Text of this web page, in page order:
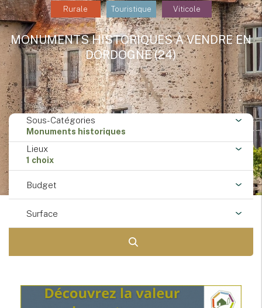
Rurale Touristique Viticole
MONUMENTS HISTORIQUES À VENDRE EN
DORDOGNE (24)
Sous-Catégories
Monuments historiques
Lieux
1 choix
Budget
Surface